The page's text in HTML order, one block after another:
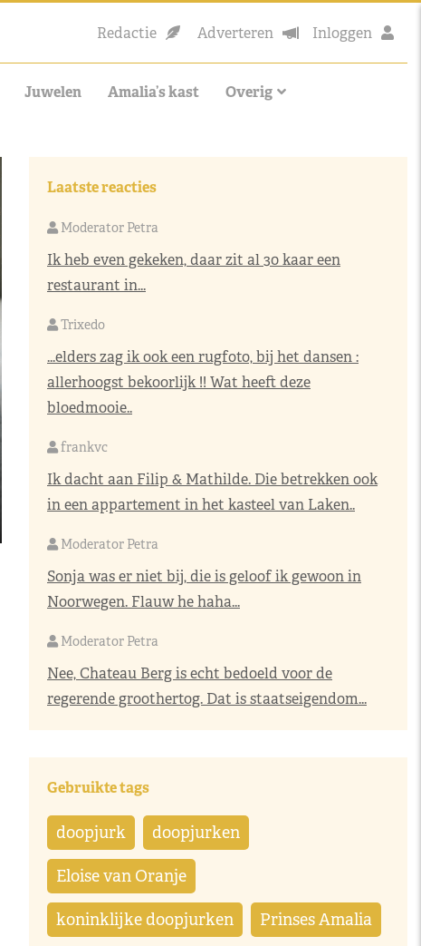
Redactie Adverteren Inloggen
Juwelen Amalia’s kast Overig
Laatste reacties
Moderator Petra
Ik heb even gekeken, daar zit al 30 kaar een
restaurant in...
Trixedo
...elders zag ik ook een rugfoto, bij het dansen :
allerhoogst bekoorlijk !! Wat heeft deze
bloedmooie..
frankvc
Ik dacht aan Filip & Mathilde. Die betrekken ook
in een appartement in het kasteel van Laken..
Moderator Petra
Sonja was er niet bij, die is geloof ik gewoon in
Noorwegen. Flauw he haha...
Moderator Petra
Nee, Chateau Berg is echt bedoeld voor de
regerende groothertog. Dat is staatseigendom...
Gebruikte tags
doopjurk doopjurken
Eloise van Oranje
koninklijke doopjurken Prinses Amalia